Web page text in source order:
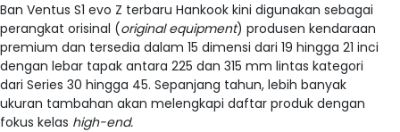
Ban Ventus S1 evo Z terbaru Hankook kini digunakan sebagai
perangkat orisinal (original equipment) produsen kendaraan
premium dan tersedia dalam 15 dimensi dari 19 hingga 21 inci
dengan lebar tapak antara 225 dan 315 mm lintas kategori
dari Series 30 hingga 45. Sepanjang tahun, lebih banyak
ukuran tambahan akan melengkapi daftar produk dengan
fokus kelas high-end.